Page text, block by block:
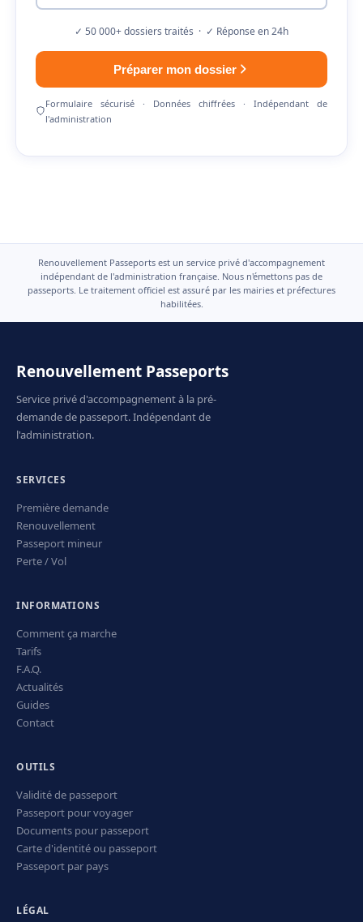
✓ 50 000+ dossiers traités · ✓ Réponse en 24h
Préparer mon dossier
Formulaire sécurisé · Données chiffrées · Indépendant de
l'administration
Renouvellement Passeports est un service privé d'accompagnement
indépendant de l'administration française. Nous n'émettons pas de
passeports. Le traitement officiel est assuré par les mairies et préfectures
habilitées.
Renouvellement Passeports
Service privé d'accompagnement à la pré-
demande de passeport. Indépendant de
l'administration.
SERVICES
Première demande
Renouvellement
Passeport mineur
Perte / Vol
INFORMATIONS
Comment ça marche
Tarifs
F.A.Q.
Actualités
Guides
Contact
OUTILS
Validité de passeport
Passeport pour voyager
Documents pour passeport
Carte d'identité ou passeport
Passeport par pays
LÉGAL